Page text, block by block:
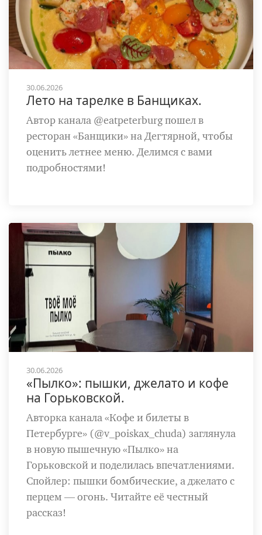
30.06.2026
Лето на тарелке в Банщиках.
Автор канала @eatpeterburg пошел в
ресторан «Банщики» на Дегтярной, чтобы
оценить летнее меню. Делимся с вами
подробностями!
30.06.2026
«Пылко»: пышки, джелато и кофе
на Горьковской.
Авторка канала «Кофе и билеты в
Петербурге» (@v_poiskax_chuda) заглянула
в новую пышечную «Пылко» на
Горьковской и поделилась впечатлениями.
Спойлер: пышки бомбические, а джелато с
перцем — огонь. Читайте её честный
рассказ!